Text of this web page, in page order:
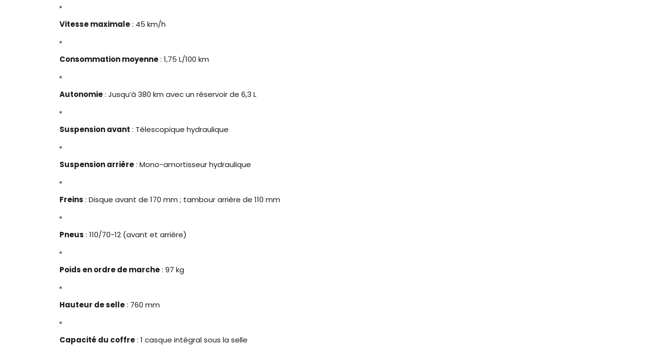
Vitesse maximale: 45 km/h
Consommation moyenne: 1,75 L/100 km
Autonomie: Jusqu’à 380 km avec un réservoir de 6,3 L
Suspension avant : Télescopique hydraulique
Suspension arrière: Mono-amortisseur hydraulique
Freins : Disque avant de 170 mm ; tambour arrière de 110 mm
Pneus : 110/70-12 (avant et arrière)
Poids en ordre de marche: 97 kg
Hauteur de selle: 760 mm
Capacité du coffre: 1 casque intégral sous la selle